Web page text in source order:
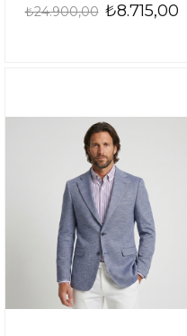
₺8.715,00
₺24.900,00